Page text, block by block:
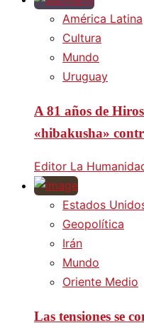
América Latina
Cultura
Mundo
Uruguay
A 81 años de
«hibakusha»
Editor La
Estados
Geopolítica
Irán
Mundo
Oriente Medio
Las tensiones se